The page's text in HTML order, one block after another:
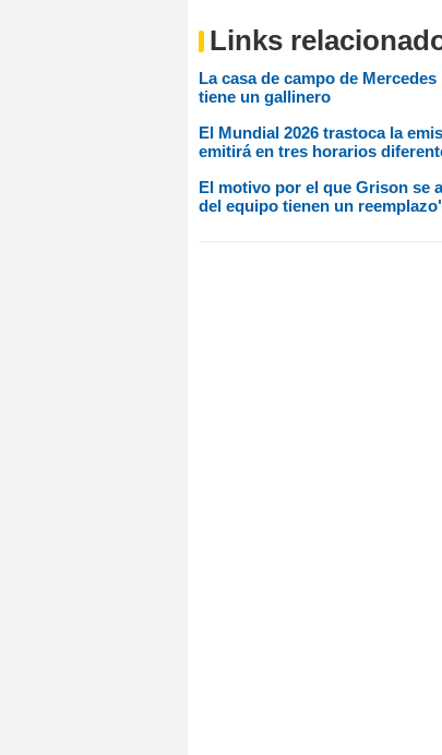
Links
La casa de campo de
tiene un gallinero
El Mundial 2026 trastoca la
emitirá en tres horarios
El motivo por el que Grison se
del equipo tienen un